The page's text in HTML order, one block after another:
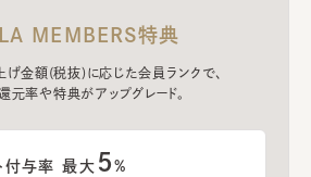
MEMBERS特典
金額(税抜)に応じた会員ランクで、
元率や特典がアップグレード。
付与率 最大 5%